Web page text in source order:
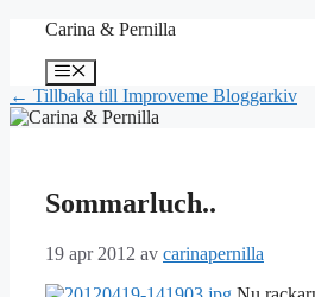
Hoppa
innehåll
Carina & Pernilla
Meny
← Tillbaka till Improveme Bloggarkiv
Sommarluch..
19 apr 2012 av carinapernilla